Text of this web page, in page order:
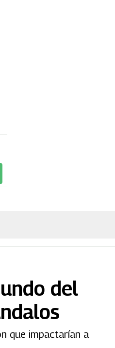
del
que impactarían a